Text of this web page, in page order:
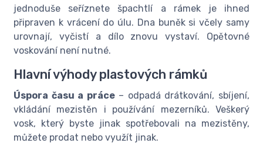
jednoduše seříznete špachtlí a rámek je ihned
připraven k vrácení do úlu. Dna buněk si včely samy
urovnají, vyčistí a dílo znovu vystaví. Opětovné
voskování není nutné.
Hlavní výhody plastových rámků
Úspora času a práce– odpadá drátkování, sbíjení,
vkládání mezistěn i používání mezerníků. Veškerý
vosk, který byste jinak spotřebovali na mezistěny,
můžete prodat nebo využít jinak.